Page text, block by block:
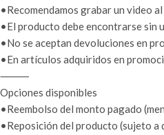
•Recomendamos grabar un video
•El producto debe encontrarse sin
•No se aceptan devoluciones en
•En artículos adquiridos en
⸻
Opciones disponibles
•Reembolso del monto pagado
•Reposición del producto (sujeto a